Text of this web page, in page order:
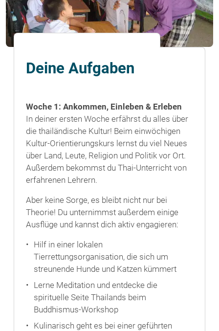
Deine Aufgaben
Woche 1: Ankommen, Einleben & Erleben
In deiner ersten Woche erfährst du alles über
die thailändische Kultur! Beim einwöchigen
Kultur-Orientierungskurs lernst du viel Neues
über Land, Leute, Religion und Politik vor Ort.
Außerdem bekommst du Thai-Unterricht von
erfahrenen Lehrern.
Aber keine Sorge, es bleibt nicht nur bei
Theorie! Du unternimmst außerdem einige
Ausflüge und kannst dich aktiv engagieren:
Hilf in einer lokalen
Tierrettungsorganisation, die sich um
streunende Hunde und Katzen kümmert
Lerne Meditation und entdecke die
spirituelle Seite Thailands beim
Buddhismus-Workshop
Kulinarisch geht es bei einer geführten